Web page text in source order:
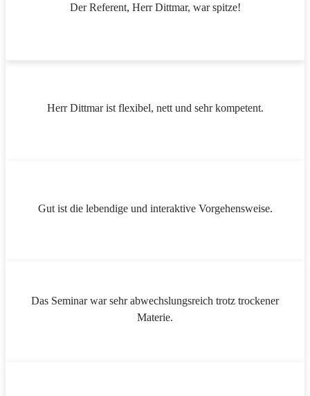
Der Referent, Herr Dittmar, war spitze!
Herr Dittmar ist flexibel, nett und sehr kompetent.
Gut ist die lebendige und interaktive Vorgehensweise.
Das Seminar war sehr abwechslungsreich trotz trockener
Materie.